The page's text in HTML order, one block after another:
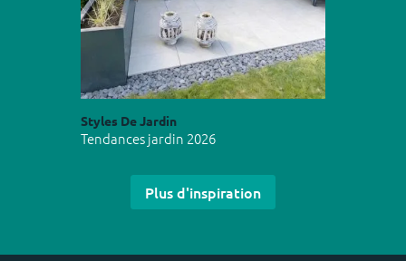
Styles De Jardin
Tendances jardin 2026
Plus d'inspiration